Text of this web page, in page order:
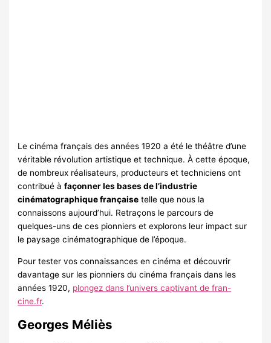
Le cinéma français des années 1920 a été le théâtre d’une
véritable révolution artistique et technique. À cette époque,
de nombreux réalisateurs, producteurs et techniciens ont
contribué àfaçonner les bases de l’industrie
cinématographique française telle que nous la
connaissons aujourd’hui. Retraçons le parcours de
quelques-uns de ces pionniers et explorons leur impact sur
le paysage cinématographique de l’époque.
Pour tester vos connaissances en cinéma et découvrir
davantage sur les pionniers du cinéma français dans les
années 1920, plongez dans l’univers captivant de fran-
cine.fr.
Georges Méliès